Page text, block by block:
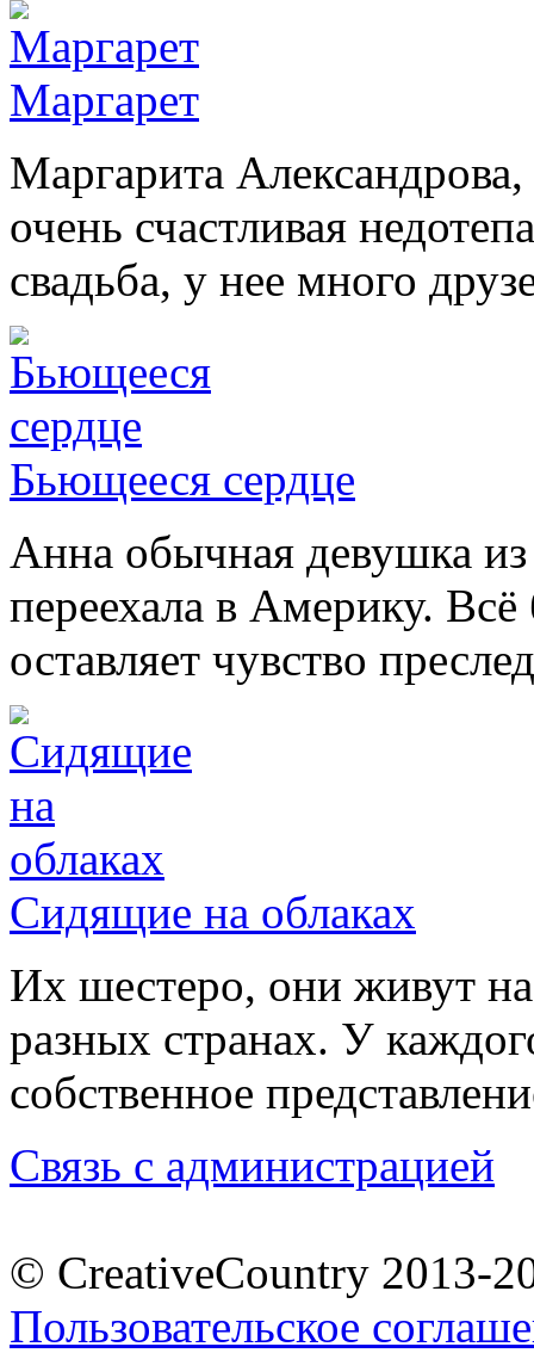
Маргарет
Маргарита
очень счастливая
свадьба, у нее много
Бьющееся сердце
Анна обычная девушка
переехала в Америку.
оставляет чувство
Сидящие на облаках
Их шестеро, они живут
разных странах. У
собственное
Связь с администрацией
© CreativeCountry 2013-
Пользовательское